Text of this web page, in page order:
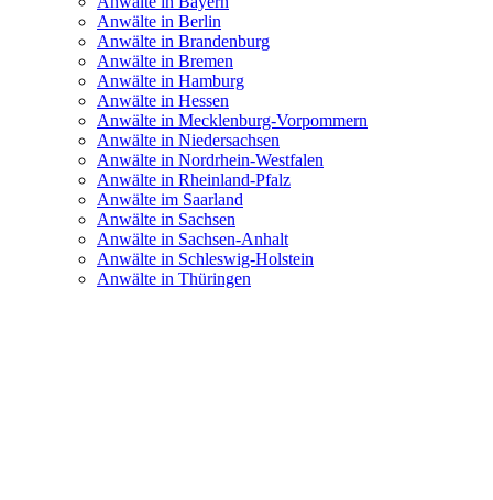
Anwälte in Berlin
Anwälte in Brandenburg
Anwälte in Bremen
Anwälte in Hamburg
Anwälte in Hessen
Anwälte in Mecklenburg-Vorpommern
Anwälte in Niedersachsen
Anwälte in Nordrhein-Westfalen
Anwälte in Rheinland-Pfalz
Anwälte im Saarland
Anwälte in Sachsen
Anwälte in Sachsen-Anhalt
Anwälte in Schleswig-Holstein
Anwälte in Thüringen